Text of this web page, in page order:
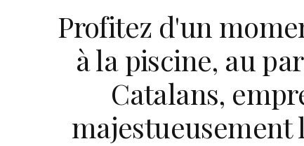
Profitez d'un
à la piscine, au
Catalans,
majestueusement